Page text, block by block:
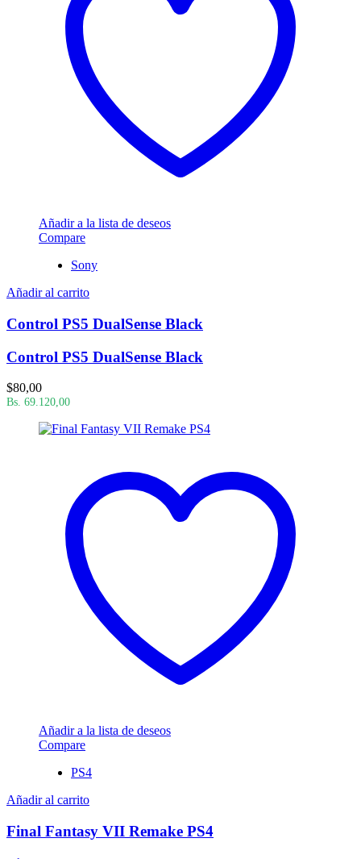
Añadir a la lista de deseos
Compare
Sony
Añadir al carrito
Control PS5 DualSense Black
Control PS5 DualSense Black
$80,00
Bs. 69.120,00
Añadir a la lista de deseos
Compare
PS4
Añadir al carrito
Final Fantasy VII Remake PS4